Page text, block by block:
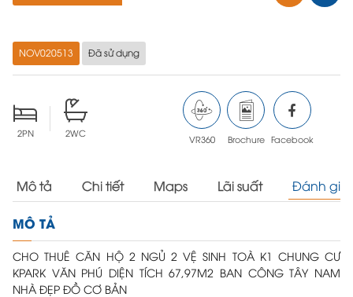
NOV020513 Đã sử dụng
2PN 2WC
VR360 Brochure Facebook
Mô tả Chi tiết Maps Lãi suất Đánh giá
MÔ TẢ
CHO THUÊ CĂN HỘ 2 NGỦ 2 VỆ SINH TOÀ K1 CHUNG CƯ
KPARK VĂN PHÚ DIỆN TÍCH 67,97M2 BAN CÔNG TÂY NAM
NHÀ ĐẸP ĐỒ CƠ BẢN